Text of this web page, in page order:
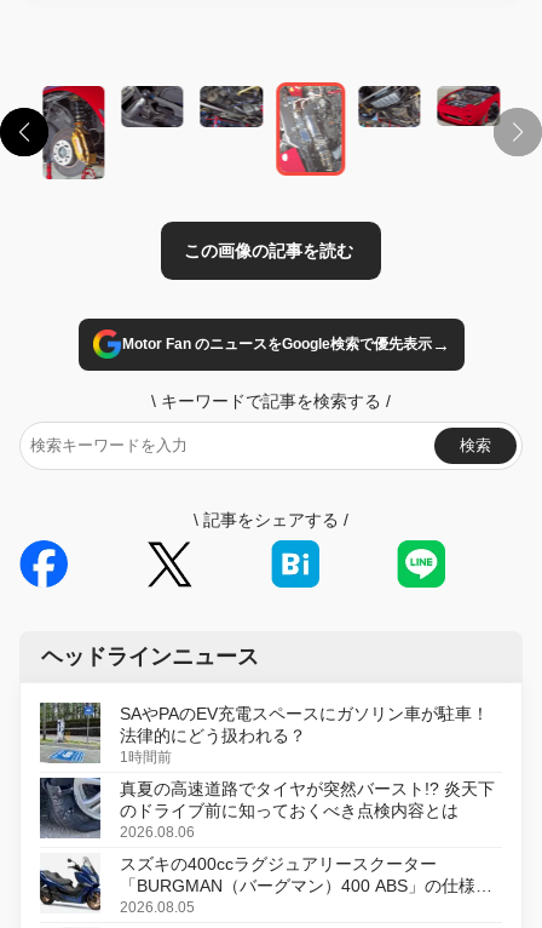
Motor Fan のニュースをGoogle検索で優先表示→
\ キーワードで記事を検索する /
検索
\ 記事をシェアする /
ヘッドラインニュース
SAやPAのEV充電スペースにガソリン車が駐車！
法律的にどう扱われる？
1時間前
真夏の高速道路でタイヤが突然バースト!? 炎天下
のドライブ前に知っておくべき点検内容とは
2026.08.06
スズキの400ccラグジュアリースクーター
「BURGMAN（バーグマン）400 ABS」の仕様を
変更し、8月18日に発売
2026.08.05